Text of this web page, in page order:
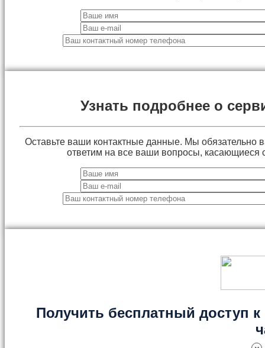
Узнать подробнее о
Оставьте ваши контактные данные. Мы обязательно
ответим на все ваши вопросы, касающиеся
Получить бесплатный доступ к